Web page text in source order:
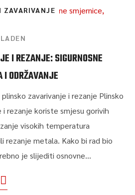
ZAVARIVANJE
I REZANJE: SIGURNOSNE
I ODRŽAVANJE
zavarivanje i rezanje Plinsko
rezanje koriste smjesu gorivih
visokih temperatura
rezanje metala. Kako bi rad bio
je slijediti osnovne...